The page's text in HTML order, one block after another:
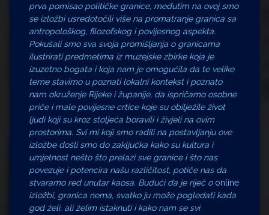
prva pomisao političke granice, međutim na ovoj smo
se izložbi usredotočili više na promatranje granica sa
antropološkog, filozofskog i povijesnog aspekta.
Pokušali smo sva svoja promišljanja o granicama
ilustrirati predmetima iz muzejske zbirke koja je
izuzetno bogata i koja nam je omogućila da te velike
teme stavimo u poznati lokalni kontekst i poznato
nam okruženje Rijeke i županije, da ispričamo osobne
priče i male povijesne crtice koje su obilježile život
ljudi koji su kroz stoljeća boravili i živjeli na ovim
prostorima. Svi mi koji smo radili na postavljanju ove
izložbe došli smo do zaključka kako su kultura i
umjetnost nešto što prelazi sve granice i što nas
povezuje i potencira našu različitost, potiče nas da
stvaramo red unutar kaosa. Budući da je riječ o online
izložbi, granica nema, svatko ju može pogledati kada
god želi, ali želim istaknuti i kako nam se svi